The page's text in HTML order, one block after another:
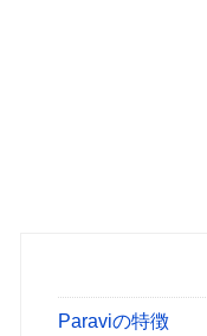
Paraviの特徴